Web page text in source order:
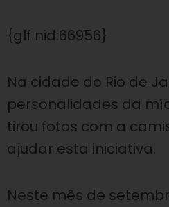
{glf nid:66956}
Na cidade do Rio de
personalidades da
tirou fotos com a
ajudar esta iniciativa.
Neste mês de